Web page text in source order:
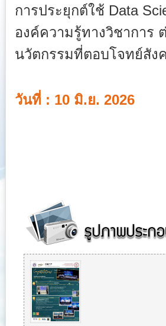
การประยุกต์ใช้ Data
องค์ความรู้ทางวิชาการ
นวัตกรรมที่ตอบโจทย์สัง
วันที่ : 10 มิ.ย. 2026